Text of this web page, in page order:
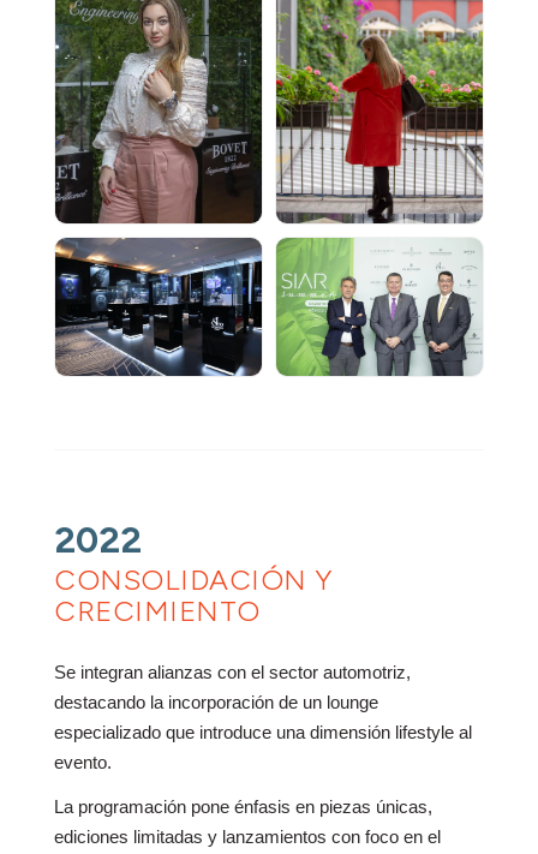
2022
CONSOLIDACIÓN Y
CRECIMIENTO
Se integran alianzas con el sector automotriz,
destacando la incorporación de un lounge
especializado que introduce una dimensión lifestyle al
evento.
La programación pone énfasis en piezas únicas,
ediciones limitadas y lanzamientos con foco en el